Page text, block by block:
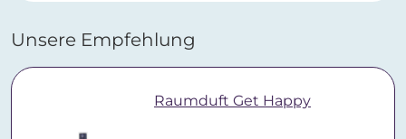
Unsere Empfehlung
Raumduft Get Happy